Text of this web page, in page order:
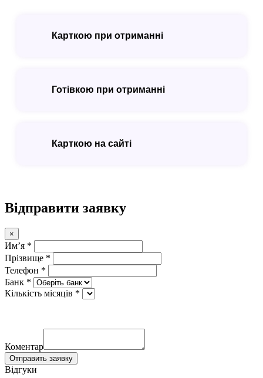
Карткою при отриманні
Готівкою при отриманні
Карткою на сайті
Відправити заявку
×
Имʼя *
Прізвище *
Телефон *
Банк *
Кількість місяців *
Коментар
Отправить заявку
Відгуки